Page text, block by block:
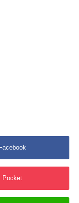
Facebook
Pocket